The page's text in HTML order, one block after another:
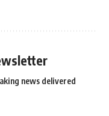
news delivered